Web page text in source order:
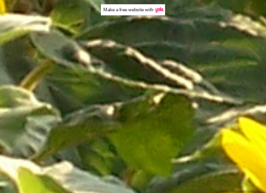
Make a free websitewith